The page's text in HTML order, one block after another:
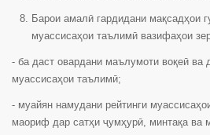
Барои амалӣ гардидани мақсадҳои
муассисаҳои таълимӣ вазифаҳои
- ба даст овардани маълумоти воқеӣ ва
муассисаҳои таълимӣ;
- муайян намудани рейтинги
маориф дар сатҳи ҷумҳурӣ, минтақа ва